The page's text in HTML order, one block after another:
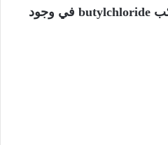
– مثال: التحلل المائي لمركب butylchloride في وجود